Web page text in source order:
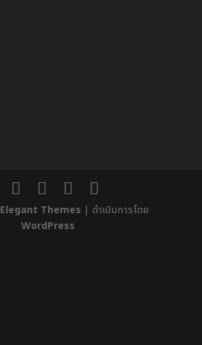
Elegant Themes | ดำเนินการโดย
WordPress